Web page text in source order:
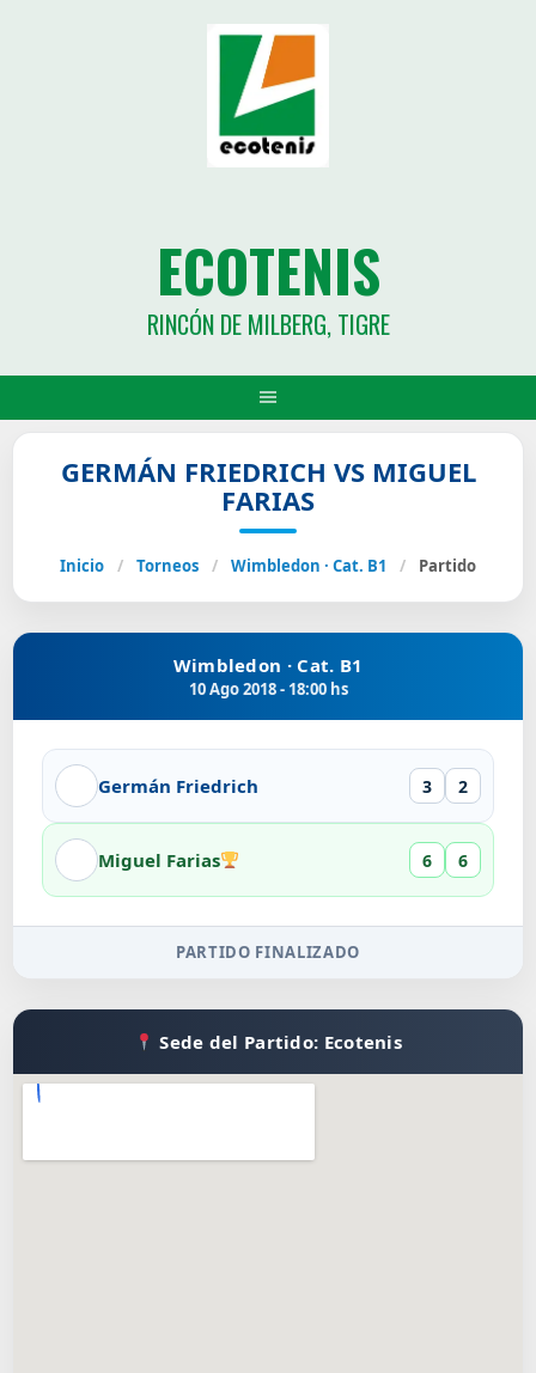
ECOTENIS
RINCÓN DE MILBERG, TIGRE
GERMÁN FRIEDRICH VS MIGUEL
FARIAS
Inicio / Torneos / Wimbledon · Cat. B1 / Partido
Wimbledon · Cat. B1
10 Ago 2018 - 18:00 hs
Germán Friedrich 3 2
Miguel Farias 6 6
PARTIDO FINALIZADO
Sede del Partido: Ecotenis